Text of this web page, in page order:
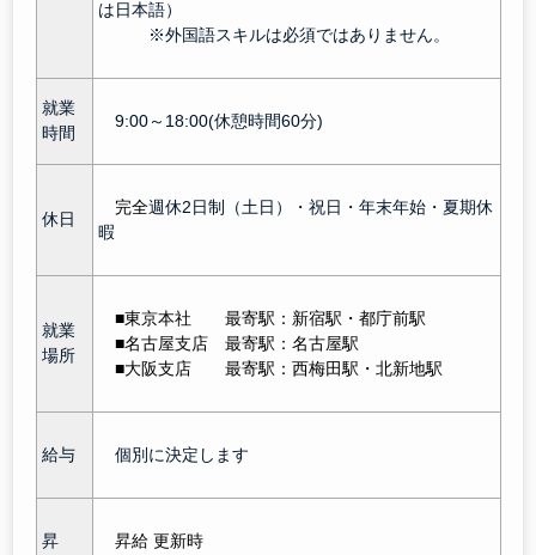
は日本語）
※外国語スキルは必須ではありません。
就業
時間
9:00～18:00(休憩時間60分)
休日
完全週休2日制（土日）・祝日・年末年始・夏期休
暇
就業
場所
■東京本社 最寄駅：新宿駅 ・都庁前駅
■名古屋支店最寄駅：名古屋駅
■大阪支店最寄駅：西梅田駅・北新地駅
給与 個別に決定します
昇
昇給 更新時